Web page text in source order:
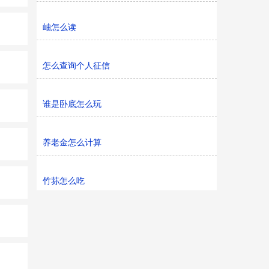
岫怎么读
怎么查询个人征信
谁是卧底怎么玩
养老金怎么计算
竹荪怎么吃